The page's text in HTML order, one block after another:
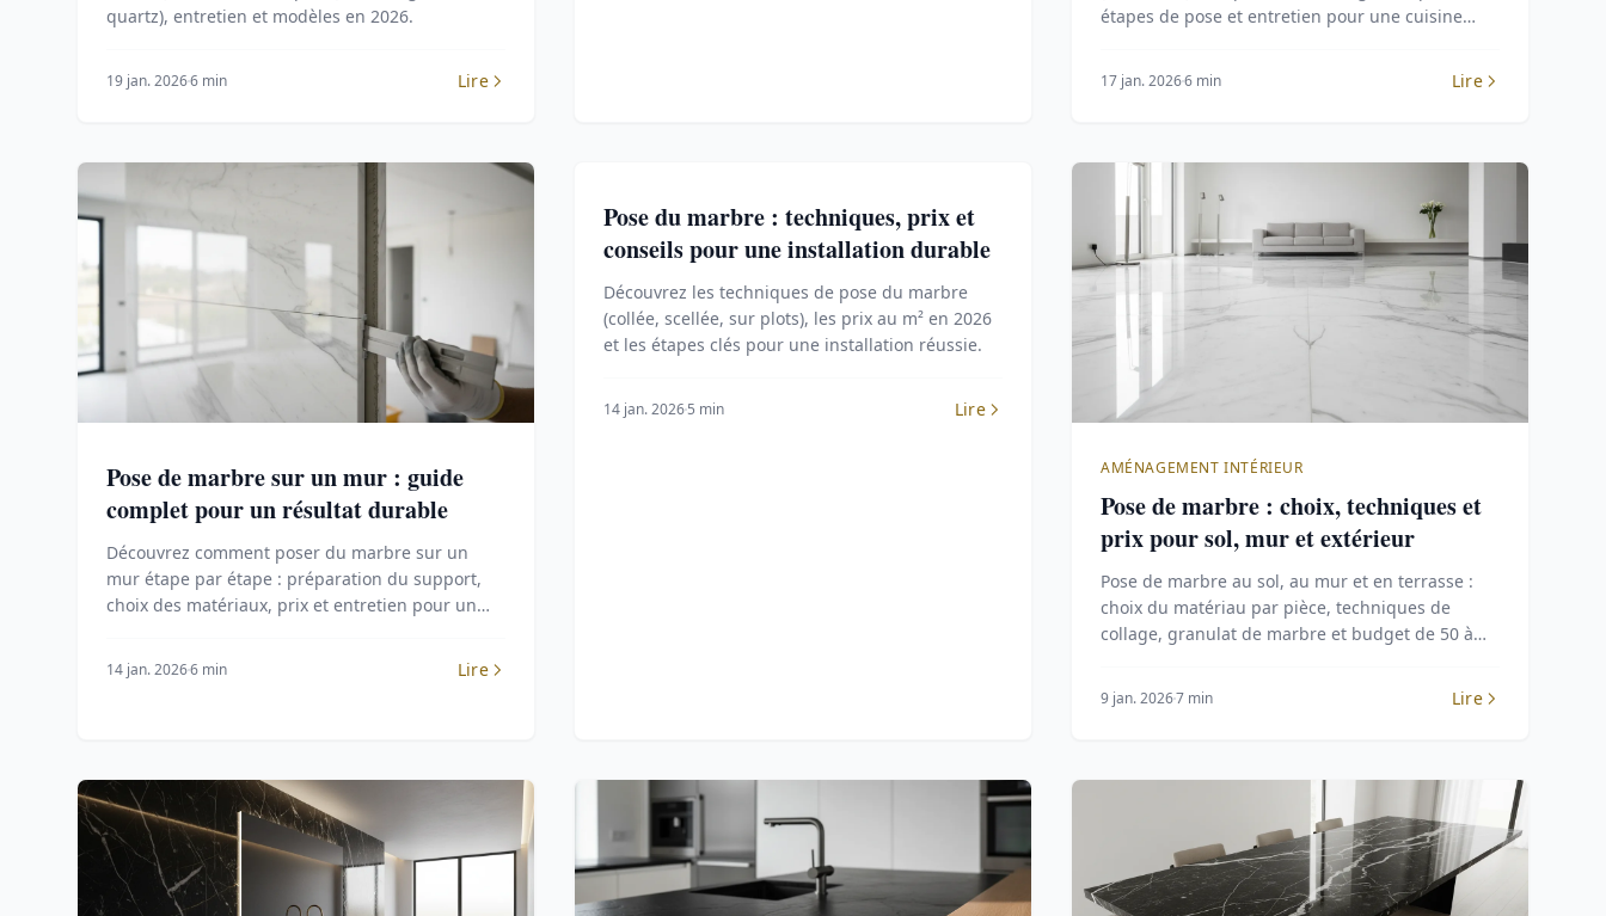
quartz), entretien et modèles en 2026.
19 jan. 20266 min Lire
étapes de pose et entretien pour une cuisine
17 jan. 20266 min Lire
Pose de marbre sur un mur : guide
complet pour un résultat durable
Découvrez comment poser du marbre sur un
mur étape par étape : préparation du support,
choix des matériaux, prix et entretien pour un
14 jan. 20266 min Lire
Pose du marbre : techniques, prix et
conseils pour une installation durable
Découvrez les techniques de pose du marbre
(collée, scellée, sur plots), les prix au m² en 2026
et les étapes clés pour une installation réussie.
14 jan. 20265 min Lire
AMÉNAGEMENT INTÉRIEUR
Pose de marbre : choix, techniques et
prix pour sol, mur et extérieur
Pose de marbre au sol, au mur et en terrasse :
choix du matériau par pièce, techniques de
collage, granulat de marbre et budget de 50 à
9 jan. 20267 min Lire